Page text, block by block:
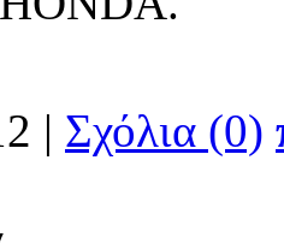
| Σχόλια (0)